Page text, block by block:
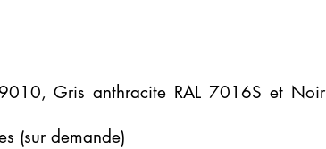
Gris anthracite RAL 7016S et Noir
(sur demande)